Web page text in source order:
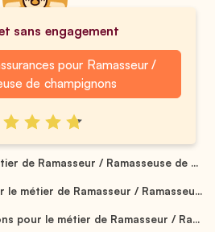
sans engagement
pour Ramasseur /
de champignons
de Ramasseur / Ramasseuse de ...
métier de Ramasseur / Ramasseu...
pour le métier de Ramasseur / Ra...